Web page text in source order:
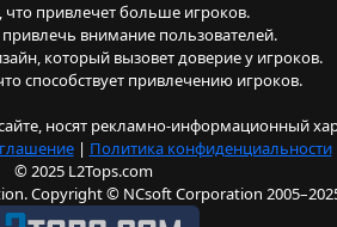
привлечет больше игроков.
внимание пользователей.
который вызовет доверие у игроков.
способствует привлечению игроков.
носят рекламно‐информационный
| Политика конфиденциальности
© 2025 L2Tops.com
Copyright © NCsoft Corporation